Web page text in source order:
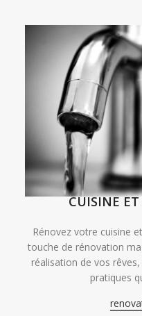
CUISINE
Rénovez votre cuisine
touche de rénovation
réalisation de vos
pratiques